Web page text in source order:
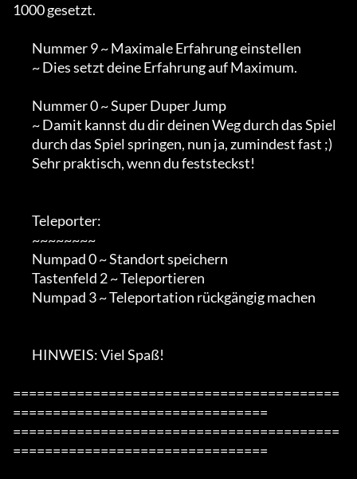
1000 gesetzt.
=========================================
================================
=========================================
================================